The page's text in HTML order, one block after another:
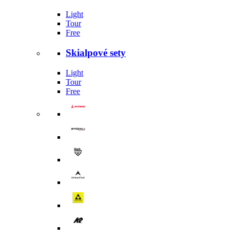
Light
Tour
Free
Skialpové sety
Light
Tour
Free